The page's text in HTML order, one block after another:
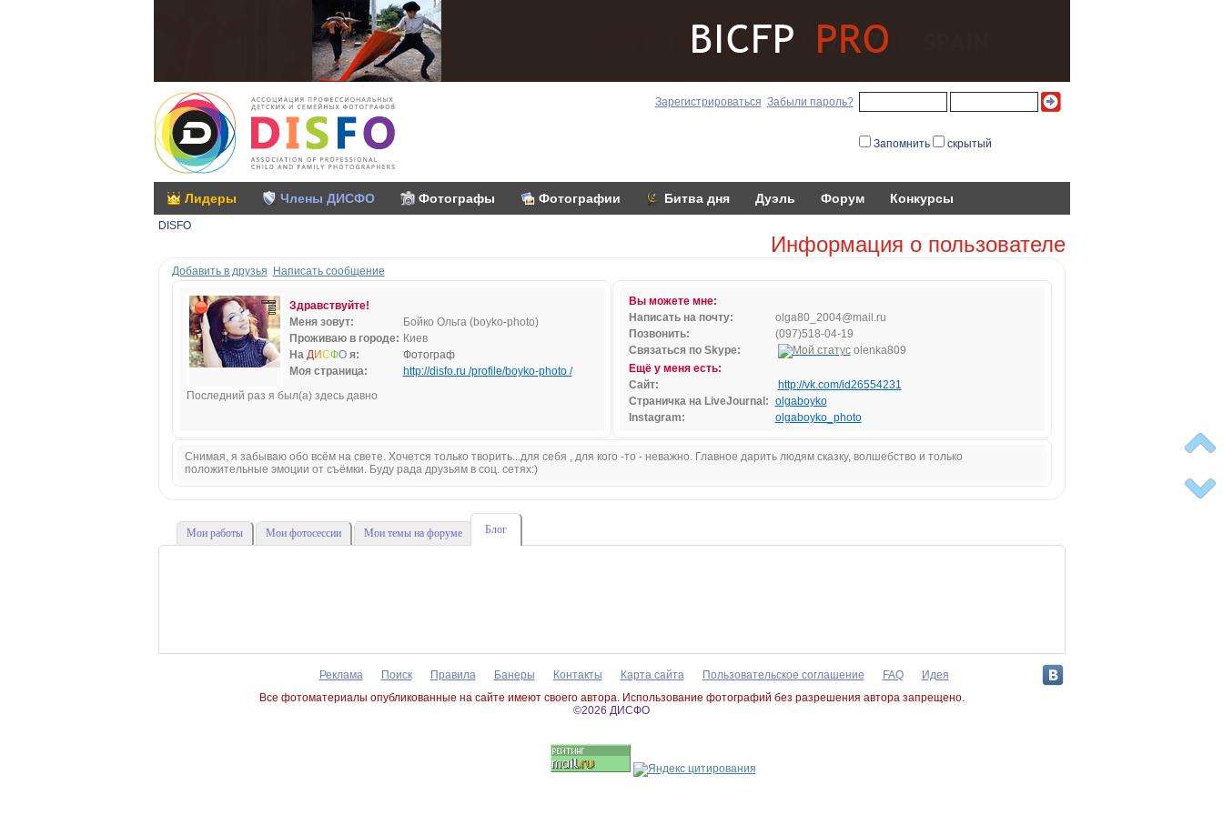
Зарегистрироваться Забыли пароль?
Запомнить скрытый
Лидеры Члены ДИСФО Фотографы Фотографии Битва дня Дуэль Форум Конкурсы
DISFO
Информация о пользователе
Добавить в друзья Написать сообщение
Здравствуйте!
Меня зовут:
Бойко Ольга (boyko-photo)
Проживаю в городе: Киев
На ДИСФОя:
Фотограф
Моя страница:
http://disfo.ru /profile/boyko-photo /
Последний раз я был(а) здесь давно
Вы можете мне:
Написать на почту:
o lga80_ 2004@mai l.ru
Позвонить:
(097)518-04-19
Связаться по Skype:
olenka809
Ещё у меня есть:
Сайт:
http://vk.com/id26554231
Страничка на LiveJournal: olgaboyko
Instagram:
olgaboyko_photo
Снимая, я забываю обо всём на свете. Хочется только творить...для себя , для кого -то - неважно. Главное дарить людям сказку, волшебство и только
положительные эмоции от съёмки. Буду рада друзьям в соц. сетях:)
Мои работы Мои фотосессии Мои темы на форуме Блог
Реклама Поиск Правила Банеры Контакты Карта сайта Пользовательское соглашение FAQ
Идея
Все фотоматериалы опубликованные на сайте имеют своего автора. Использование фотографий без разрешения автора запрещено.
©2026 ДИСФО